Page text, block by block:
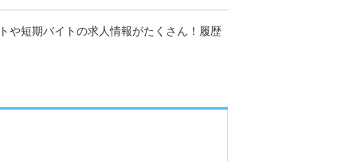
や短期バイトの求人情報がたくさん！履歴